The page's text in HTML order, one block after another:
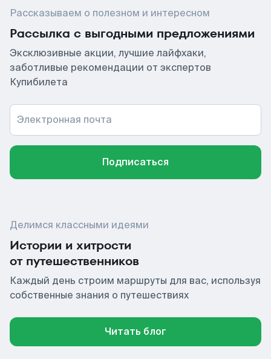
Рассказываем о полезном и интересном
Рассылка с выгодными предложениями
Эксклюзивные акции, лучшие лайфхаки,
заботливые рекомендации от экспертов
Купибилета
Электронная почта
Подписаться
Делимся классными идеями
Истории и хитрости
от путешественников
Каждый день строим маршруты для вас, используя
собственные знания о путешествиях
Читать блог